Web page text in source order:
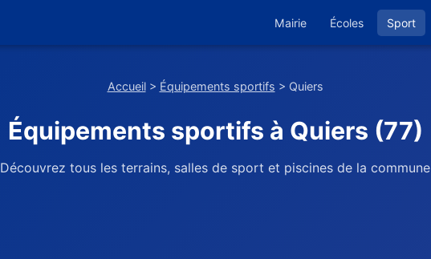
Mairie Écoles Sport
Accueil> Équipements sportifs > Quiers
Équipements sportifs à Quiers (77)
Découvrez tous les terrains, salles de sport et piscines de la commune